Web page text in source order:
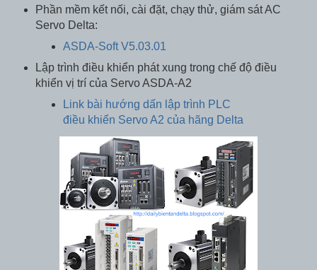
Phần mềm kết nối, cài đặt, chạy thử, giám sát AC
Servo Delta:
ASDA-Soft V5.03.01
Lập trình điều khiển phát xung trong chế độ điều
khiển vị trí của Servo ASDA-A2
Link bài hướng dấn lập trình PLC
điều khiển Servo A2 của hãng Delta